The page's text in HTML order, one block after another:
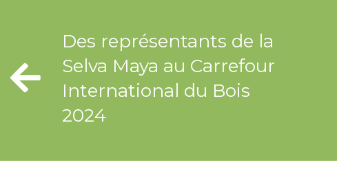
Des représentants de la
Selva Maya au Carrefour
International du Bois
2024